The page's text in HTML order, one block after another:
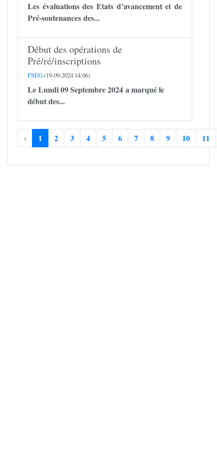
Les évaluations des Etats d’avancement et de
Pré-soutenances des...
Début des opérations de
Pré/ré/inscriptions
FSEG(19-09-2024 14:06)
Le Lundi 09 Septembre 2024 a marqué le
début des...
‹ 1 2 3 4 5 6 7 8 9 10 11